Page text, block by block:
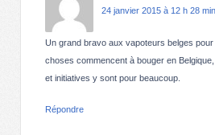
24 janvier 2015 à 12 h 28 min
Un grand bravo aux vapoteurs belges
choses commencent à bouger en
et initiatives y sont pour beaucoup.
Répondre